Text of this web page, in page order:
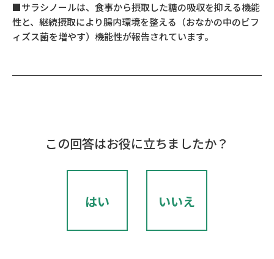
■サラシノールは、食事から摂取した糖の吸収を抑える機能
性と、継続摂取により腸内環境を整える（おなかの中のビフ
ィズス菌を増やす）機能性が報告されています。
この回答はお役に立ちましたか？
はい いいえ